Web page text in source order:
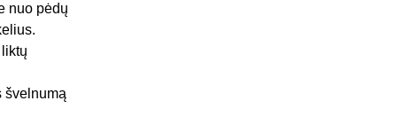
nuo pėdų
švelnumą